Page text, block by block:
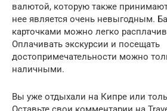
валютой, которую также
нее является очень невыгодным.
карточками можно легко
Оплачивать экскурсии и посещать
достопримечательности можно
наличными.
Вы уже отдыхали на Кипре или